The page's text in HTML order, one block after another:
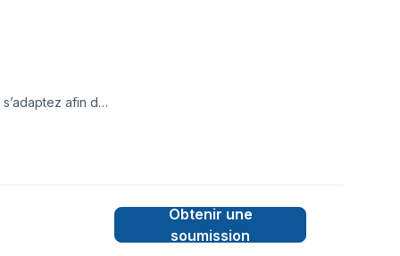
afin de
Obtenir une
soumission